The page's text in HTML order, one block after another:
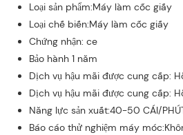
Loại sản phẩm:Máy làm cốc giấy
Loại chế biến:Máy làm cốc giấy
Chứng nhận: ce
Bảo hành 1 năm
Dịch vụ hậu mãi được cung cấp:
Dịch vụ hậu mãi được cung cấp:
Năng lực sản xuất:40-50 CÁI/
Báo cáo thử nghiệm máy